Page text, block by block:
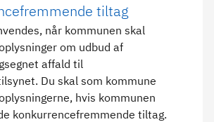
tiltag
når kommunen skal
om udbud af
affald til
Du skal som kommune
hvis kommunen
konkurrencefremmende tiltag.